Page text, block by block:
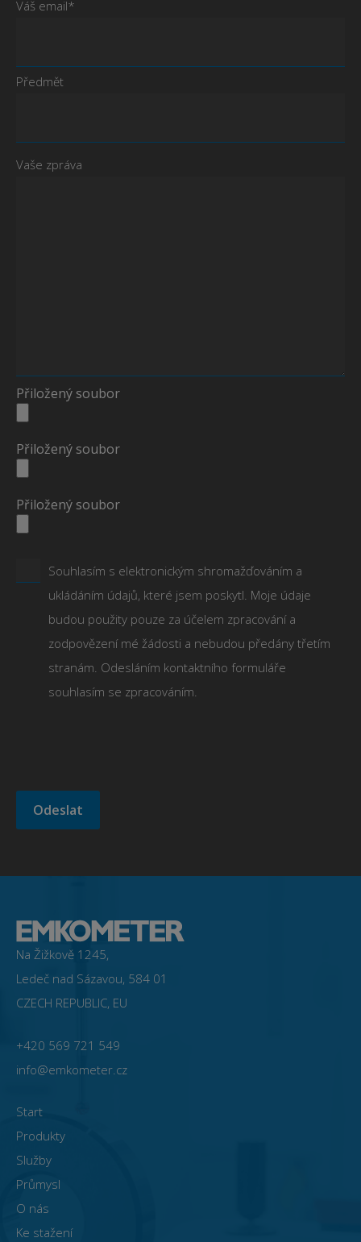
Váš email*
Předmět
Vaše zpráva
Přiložený soubor
Přiložený soubor
Přiložený soubor
Souhlasím s elektronickým shromažďováním a
ukládáním údajů, které jsem poskytl. Moje údaje
budou použity pouze za účelem zpracování a
zodpovězení mé žádosti a nebudou předány třetím
stranám. Odesláním kontaktního formuláře
souhlasím se zpracováním.
Na Žižkově 1245,
Ledeč nad Sázavou, 584 01
CZECH REPUBLIC, EU
+420 569 721 549
info@emkometer.cz
Start
Produkty
Služby
Průmysl
O nás
Ke stažení